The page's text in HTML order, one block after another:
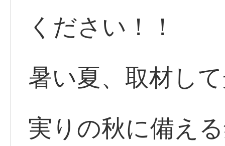
ください！！
暑い夏、取材し
実りの秋に備え